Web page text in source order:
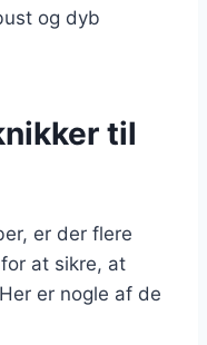
og dyb
til
er der flere
at sikre, at
er nogle af de